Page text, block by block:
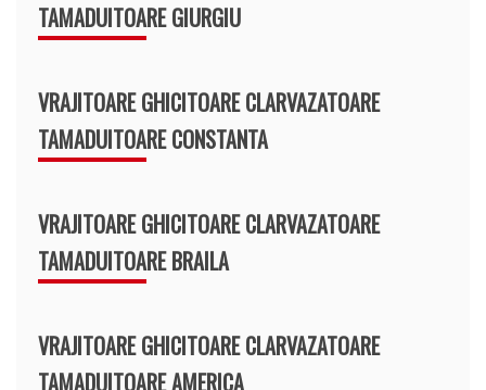
TAMADUITOARE GIURGIU
VRAJITOARE GHICITOARE CLARVAZATOARE
TAMADUITOARE CONSTANTA
VRAJITOARE GHICITOARE CLARVAZATOARE
TAMADUITOARE BRAILA
VRAJITOARE GHICITOARE CLARVAZATOARE
TAMADUITOARE AMERICA